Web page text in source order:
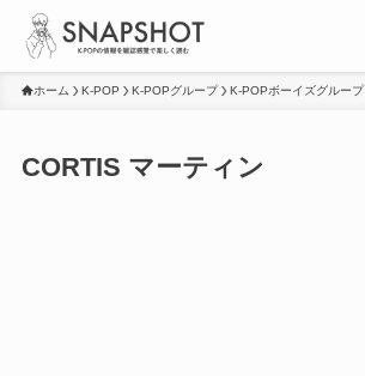
ホーム K-POP K-POPグループ K-POPボーイズグループ
CORTIS マーティン